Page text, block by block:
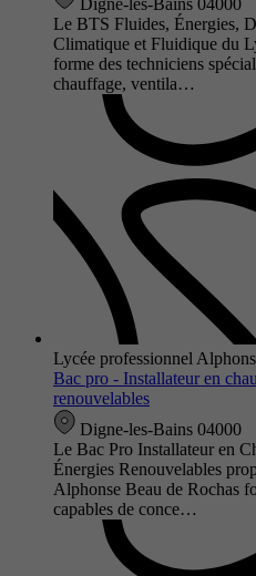
Le BTS Fluides, Énergies,
Climatique et Fluidique du
forme des techniciens
chauffage, ventila…
Lycée professionnel
Bac pro - Installateur en
renouvelables
Digne-les-Bains 04000
Le Bac Pro Installateur en
Énergies Renouvelables
Alphonse Beau de Rochas
capables de conce…